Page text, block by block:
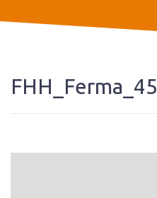
FHH_Ferma_45